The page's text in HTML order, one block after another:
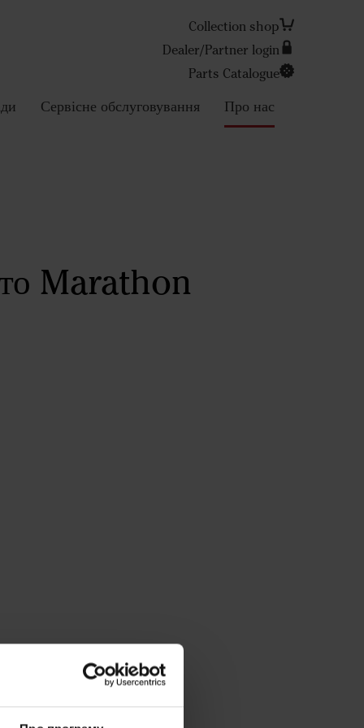
Collection shop
Dealer/Partner login
Parts Catalogue
Сервісне обслуговування Про нас
Marathon